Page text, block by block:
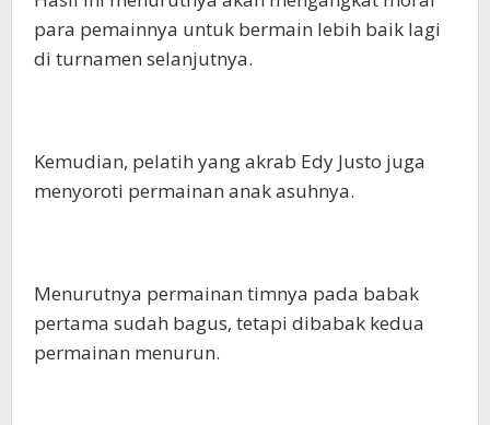
para pemainnya untuk bermain lebih baik lagi
di turnamen selanjutnya.
Kemudian, pelatih yang akrab Edy Justo juga
menyoroti permainan anak asuhnya.
Menurutnya permainan timnya pada babak
pertama sudah bagus, tetapi dibabak kedua
permainan menurun.